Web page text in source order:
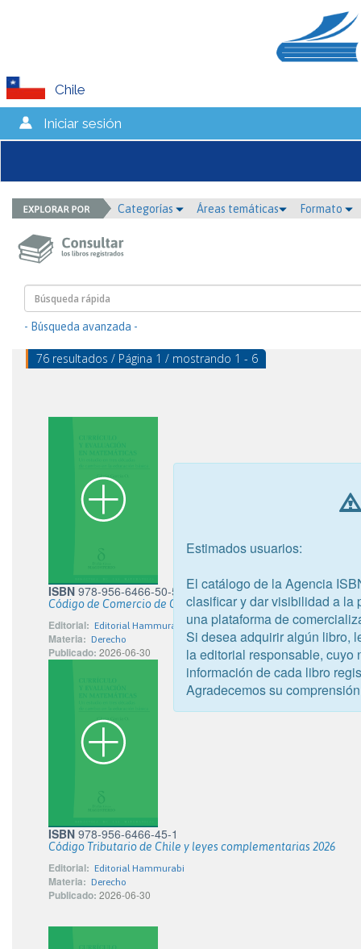
Chile
Iniciar sesión
Categorías Áreas temáticas Formato
- Búsqueda avanzada -
76 resultados / Página 1 / mostrando 1 - 6
ISBN 978-956-6466-50-5
Código de Comercio de Chile y leyes complementarias 2026
Editorial: Editorial Hammurabi
Materia: Derecho
Publicado: 2026-06-30
ISBN 978-956-6466-45-1
Código Tributario de Chile y leyes complementarias 2026
Editorial: Editorial Hammurabi
Materia: Derecho
Publicado: 2026-06-30
Estimados usuarios:
El catálogo de la Agencia
clasificar y dar visibilidad a la
una plataforma de
Si desea adquirir algún libro,
la editorial responsable, cuyo
información de cada libro
Agradecemos su